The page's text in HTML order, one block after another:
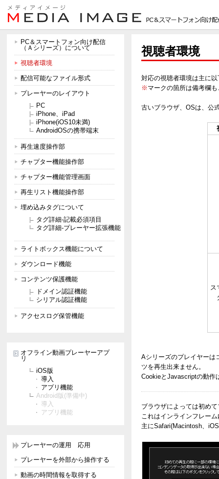
PC＆スマートフォン向け配信
（Ａシリーズ）について
視聴者環境
配信可能なファイル形式
プレーヤーのレイアウト
PC
iPhone、iPad
iPhone(iOS10未満)
AndroidOSの携帯端末
再生速度操作部
チャプター機能操作部
チャプター機能管理画面
再生リスト機能操作部
埋め込みタグについて
タグ詳細-記載必須項目
タグ詳細-プレーヤー拡張機能
操作部表示方法
動画サムネイル、ロゴ
チャプター機能
再生速度について
字幕機能
音量関連初期設定
フルスクリーン機能
オートスタート機能
シリアル認証機能
シークバー操作不能機
能
お試し再生機能
ダウンロード機能
ライトボックス機能について
ダウンロード機能
コンテンツ保護機能
ドメイン認証機能
シリアル認証機能
アクセスログ保管機能
オフライン動画プレーヤーアプ
リ
iOS版
導入
アプリ機能
Android版(準備中)
導入
アプリ機能
プレーヤーの運用 応用
プレーヤーを外部から操作する
動画の時間情報を取得する
視聴者環境
対応の視聴者環境は主に
※ マークの箇所は備考欄
古いブラウザ、OSは、公
ス
Aシリーズのプレイヤーは
ツを再生出来ません。
CookieとJavascriptの動作
ブラウザによっては初め
これはインラインフレー
主にSafari(Macintosh、